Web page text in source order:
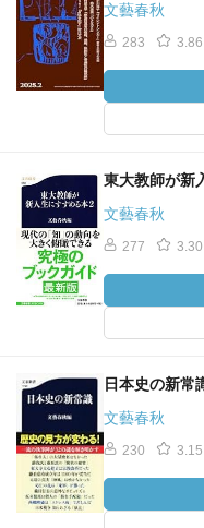
文藝春秋
283 3.86
東大教師が新
文藝春秋
277 3.30
日本史の新常
文藝春秋
230 3.15